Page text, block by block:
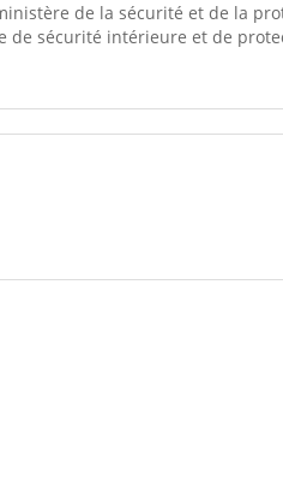
de la sécurité et de la
de sécurité intérieure et de